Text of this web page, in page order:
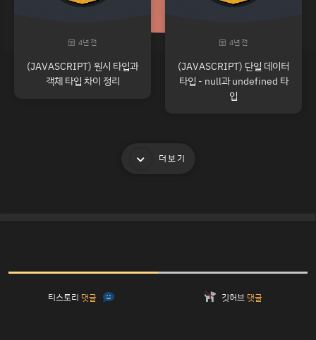
4년 전
(JAVASCRIPT) 원시 타입과
객체 타입 차이 정리
4년 전
(JAVASCRIPT) 단일 데이터
타입 - null과 undefined 타
입
더보기
티스토리 댓글 깃허브 댓글